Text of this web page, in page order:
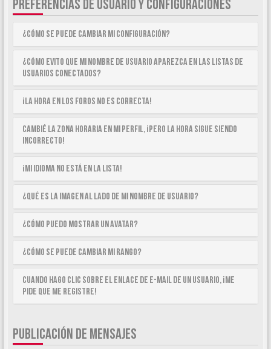
PREFERENCIAS DE USUARIO Y CONFIGURACIONES
¿Cómo se puede cambiar mi configuración?
¿Cómo evito que mi nombre de usuario aparezca en las listas de
usuarios conectados?
¡La hora en los foros no es correcta!
Cambié la zona horaria en mi perfil, ¡pero la hora sigue siendo
incorrecto!
¡Mi idioma no está en la lista!
¿Qué es la imagen al lado de mi nombre de usuario?
¿Cómo puedo mostrar un avatar?
¿Cómo se puede cambiar mi rango?
Cuando hago clic sobre el enlace de e-mail de un usuario, ¡me
pide que me registre!
PUBLICACIÓN DE MENSAJES